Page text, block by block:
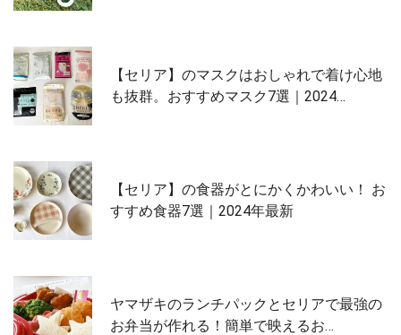
【セリア】のマスクはおしゃれで着け心地
も抜群。おすすめマスク7選｜2024…
【セリア】の食器がとにかくかわいい！ お
すすめ食器7選｜2024年最新
ヤマザキのランチパックとセリアで最強の
お弁当が作れる！簡単で映えるお…